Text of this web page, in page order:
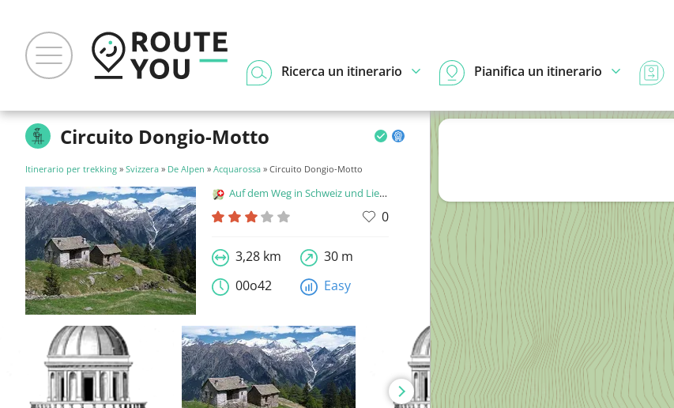
Ricerca un itinerario Pianifica un itinerario
Circuito Dongio-Motto
Itinerario per trekking » Svizzera » De Alpen » Acquarossa » Circuito Dongio-Motto
Auf dem Weg in Schweiz und Liechtenstein
0
3,28 km
30 m
00o42
Easy